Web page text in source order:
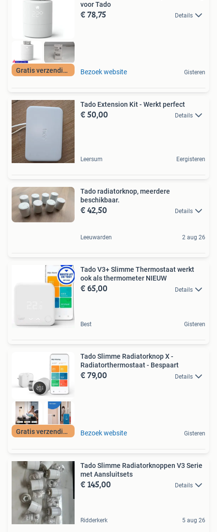
Gratis verzending
voor Tado
€ 78,75 Details
Bezoek website Gisteren
Tado Extension Kit - Werkt perfect
€ 50,00 Details
Leersum Eergisteren
Tado radiatorknop, meerdere
beschikbaar.
€ 42,50 Details
Leeuwarden 2 aug 26
Tado V3+ Slimme Thermostaat werkt
ook als thermometer NIEUW
€ 65,00 Details
Best Gisteren
Gratis verzending
Tado Slimme Radiatorknop X -
Radiatorthermostaat - Bespaart
€ 79,00 Details
Bezoek website Gisteren
Tado Slimme Radiatorknoppen V3 Serie
met Aansluitsets
€ 145,00 Details
Ridderkerk 5 aug 26